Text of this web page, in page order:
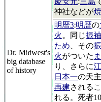
Dr. Midwest's
big database
of history
神社などが
明暦3:明暦の
火 。同じ振袖
ため 、その
火がついた
り、さらに
日本一の天
再建される
れる。死者10